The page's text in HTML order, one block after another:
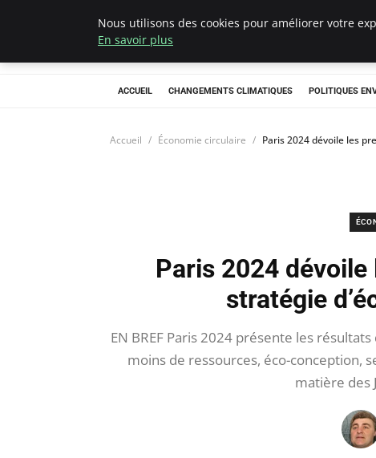
ACCUEIL CHANGEMENTS CLIMATIQUES POLITIQUES
Accueil Économie circulaire Paris 2024 dévoile les
Paris 2024
stratégie
EN BREF Paris 2024 présente les
moins de ressources, éco-conception,
matière des
Nous utilisons des cookies pour améliorer votre
En savoir plus